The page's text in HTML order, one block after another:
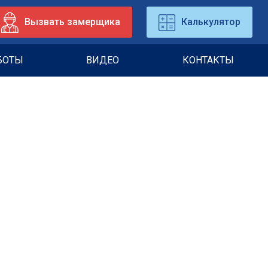
Вызвать замерщика Калькулятор
ВИДЕО КОНТАКТЫ